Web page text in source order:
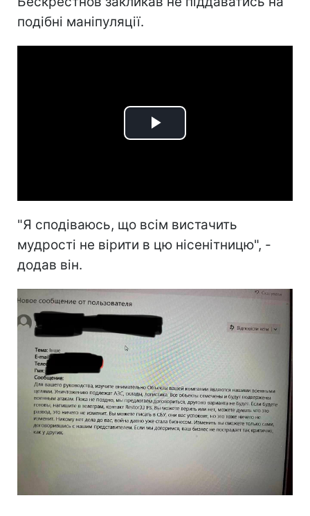
подібні маніпуляції.
Play
"Я сподіваюсь, що всім вистачить
мудрості не вірити в цю нісенітницю", -
додав він.